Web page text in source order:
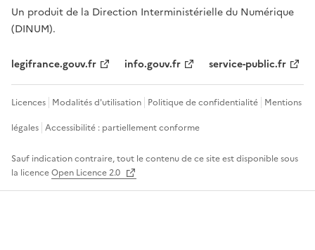
Un produit de la Direction Interministérielle du Numérique
(DINUM).
legifrance.gouv.fr info.gouv.fr service-public.fr
Licences Modalités d'utilisation Politique de confidentialité Mentions
légales Accessibilité : partiellement conforme
Sauf indication contraire, tout le contenu de ce site est disponible sous
la licenceOpen Licence 2.0